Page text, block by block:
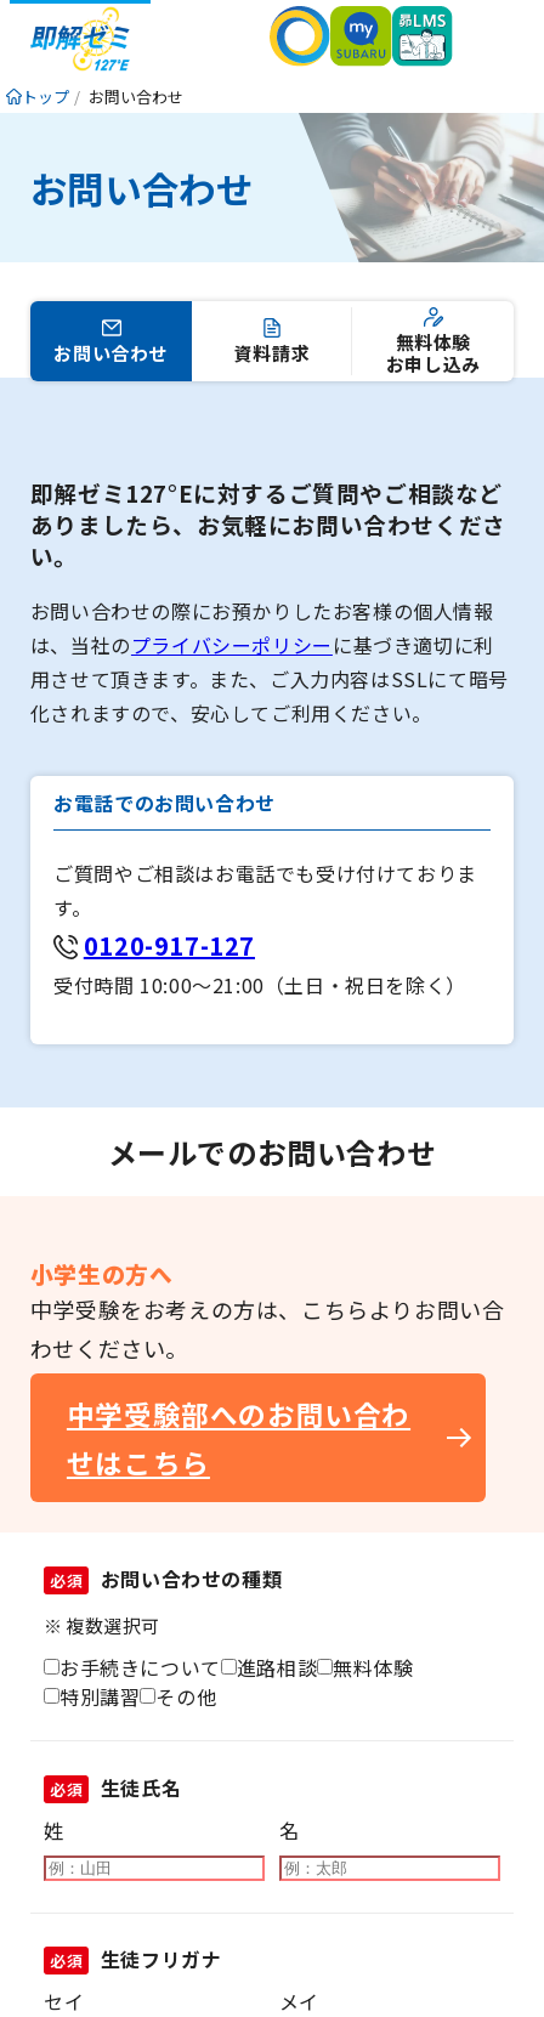
トップ お問い合わせ
お問い合わせ
お問い合わせ 資料請求
無料体験
お申し込み
即解ゼミ127°Eに対するご質問やご相談など
ありましたら、お気軽にお問い合わせくださ
い。
お問い合わせの際にお預かりしたお客様の個人情報
は、当社のプライバシーポリシー に基づき適切に利
用させて頂きます。また、ご入力内容はSSLにて暗号
化されますので、安心してご利用ください。
お電話でのお問い合わせ
ご質問やご相談はお電話でも受け付けておりま
す。
0120-917-127
受付時間 10:00～21:00（土日・祝日を除く）
メールでのお問い合わせ
小学生の方へ
中学受験をお考えの方は、こちらよりお問い合
わせください。
中学受験部へのお問い合わ
せはこちら
必須 お問い合わせの種類
複数選択可
お手続きについて 進路相談 無料体験
特別講習 その他
必須
生徒氏名
姓
名
必須
生徒フリガナ
セイ
メイ